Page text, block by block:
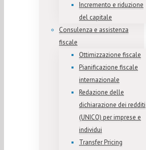
Incremento e riduzione
del capitale
Consulenza e assistenza
fiscale
Ottimizzazione fiscale
Pianificazione fiscale
internazionale
Redazione delle
dichiarazione dei redditi
(UNICO) per imprese e
individui
Transfer Pricing